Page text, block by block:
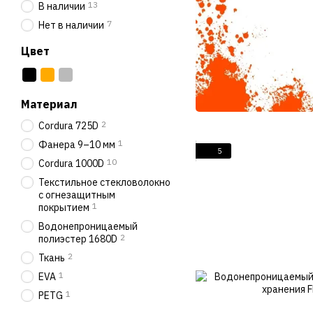
5
В наличии 13
Нет в наличии 7
Цвет
Материал
Cordura 725D 2
Фанера 9–10 мм 1
Cordura 1000D 10
Текстильное стекловолокно
с огнезащитным
покрытием 1
Водонепроницаемый
полиэстер 1680D 2
Ткань 2
EVA 1
PETG 1